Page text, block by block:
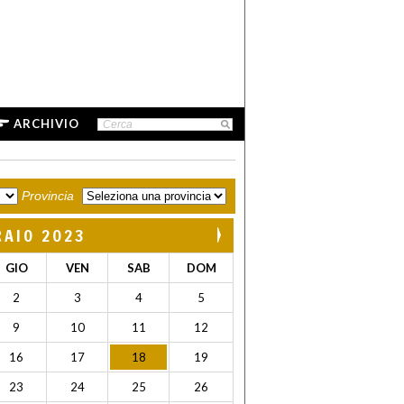
ARCHIVIO
Provincia
2023
GIO VEN SAB DOM
2 3 4 5
9 10 11 12
16 17 18 19
23 24 25 26